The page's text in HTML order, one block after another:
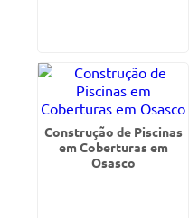
Construção de Piscinas
em Coberturas em
Osasco